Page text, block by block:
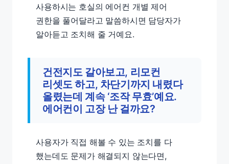
사용하시는 호실의 에어컨 개별 제어
권한을 풀어달라고 말씀하시면 담당자가
알아듣고 조치해 줄 거예요.
건전지도 갈아보고, 리모컨
리셋도 하고, 차단기까지 내렸다
올렸는데 계속 ‘조작 무효’예요.
에어컨이 고장 난 걸까요?
사용자가 직접 해볼 수 있는 조치를 다
했는데도 문제가 해결되지 않는다면,